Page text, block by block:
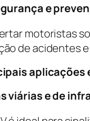
e
motoristas
de acidentes
aplicações
viárias e de